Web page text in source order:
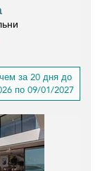
за 20 дня до
по 09/01/2027